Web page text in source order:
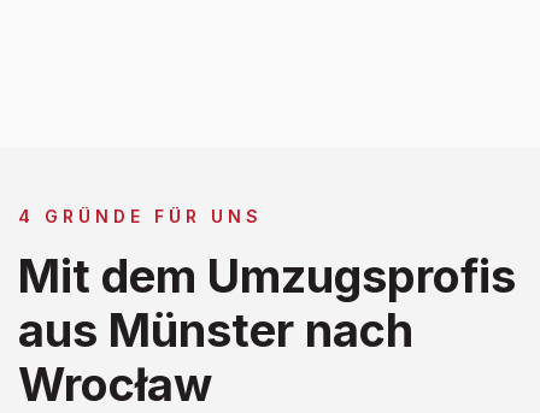
4 GRÜNDE FÜR UNS
Mit dem Umzugsprofis
aus Münster nach
Wrocław